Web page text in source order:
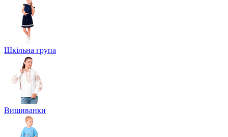
Шкільна група
Вишиванки